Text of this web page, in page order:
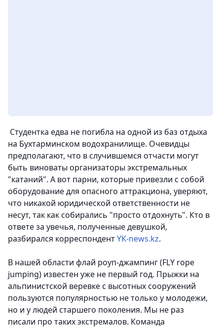
Студентка едва не погибла на одной из баз отдыха
на Бухтарминском водохранилище. Очевидцы
предполагают, что в случившемся отчасти могут
быть виноваты организаторы экстремальных
"катаний". А вот парни, которые привезли с собой
оборудование для опасного аттракциона, уверяют,
что никакой юридической ответственности не
несут, так как собирались "просто отдохнуть". Кто в
ответе за увечья, полученные девушкой,
разбирался корреспондентYK-news.kz.
В нашей области флай роуп-джампинг (FLY rope
jumping) известен уже не первый год. Прыжки на
альпинистской веревке с высотных сооружений
пользуются популярностью не только у молодежи,
но и у людей старшего поколения. Мы не раз
писали про таких экстремалов. Команда